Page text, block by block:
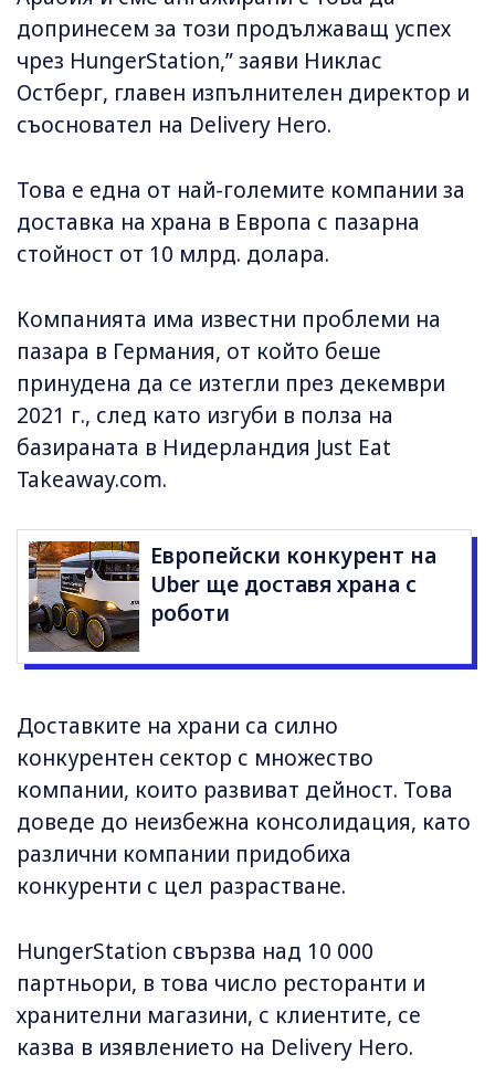
допринесем за този продължаващ успех
чрез HungerStation,” заяви Никлас
Остберг, главен изпълнителен директор и
съосновател на Delivery Hero.
Това е една от най-големите компании за
доставка на храна в Европа с пазарна
стойност от 10 млрд. долара.
Компанията има известни проблеми на
пазара в Германия, от който беше
принудена да се изтегли през декември
2021 г., след като изгуби в полза на
базираната в Нидерландия Just Eat
Takeaway.com.
Европейски конкурент на
Uber ще доставя храна с
роботи
Доставките на храни са силно
конкурентен сектор с множество
компании, които развиват дейност. Това
доведе до неизбежна консолидация, като
различни компании придобиха
конкуренти с цел разрастване.
HungerStation свързва над 10 000
партньори, в това число ресторанти и
хранителни магазини, с клиентите, се
казва в изявлението на Delivery Hero.